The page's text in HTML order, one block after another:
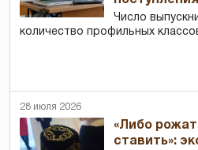
Число
количество профильных
28 июля 2026
«Либо
ставить»: